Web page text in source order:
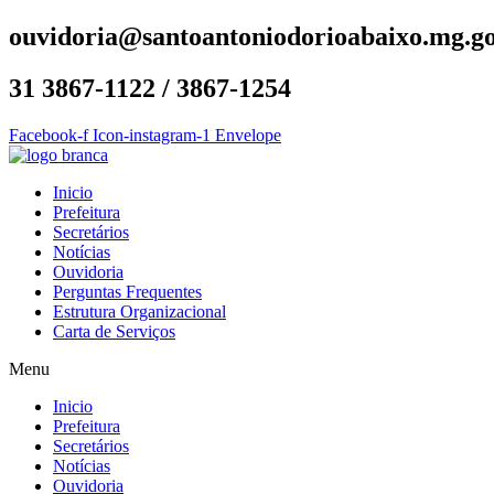
31 3867-1122 / 3867-1254
Facebook-f Icon-instagram-1 Envelope
Inicio
Prefeitura
Secretários
Notícias
Ouvidoria
Perguntas Frequentes
Estrutura Organizacional
Carta de Serviços
Menu
Inicio
Prefeitura
Secretários
Notícias
Ouvidoria